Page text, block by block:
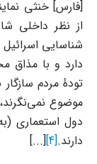
[فارس] خنثی
از نظر داخلی
شناسایی
دارد و با مذاق
تودهٔ مردم
موضوع
دول استعماری
دارند.[4]
[...]